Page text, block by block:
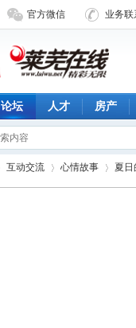
官方微信 业务
论坛 人才 房产
互动交流 心情故事 夏日